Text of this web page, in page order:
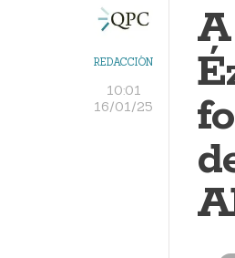
REDACCIÓN
10:01
16/01/25